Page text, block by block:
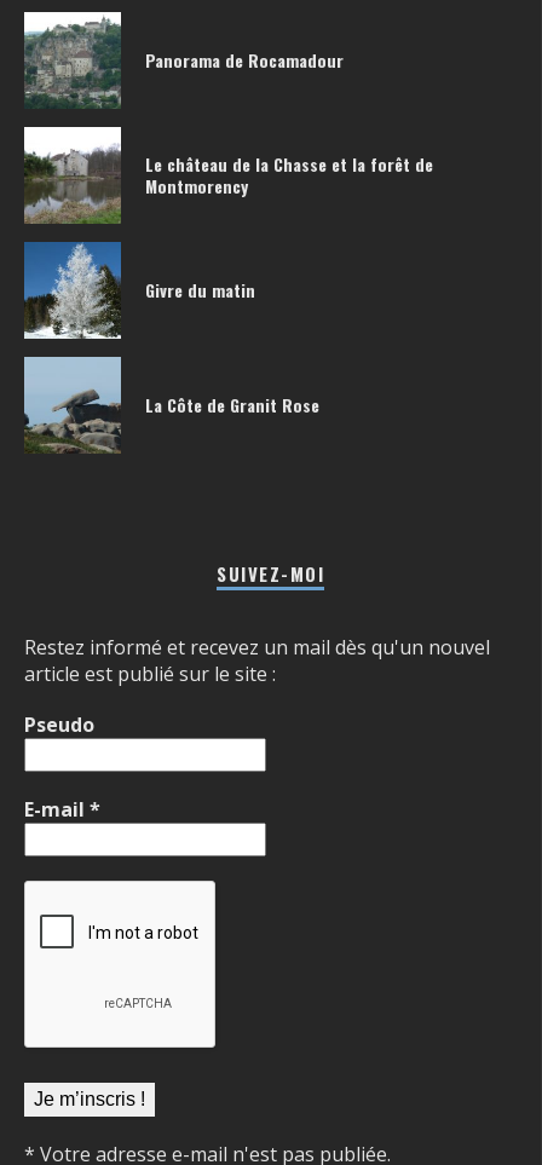
Panorama de Rocamadour
Le château de la Chasse et la forêt de
Montmorency
Givre du matin
La Côte de Granit Rose
SUIVEZ-MOI
Restez informé et recevez un mail dès qu'un nouvel
article est publié sur le site :
Pseudo
E-mail *
* Votre adresse e-mail n'est pas publiée.